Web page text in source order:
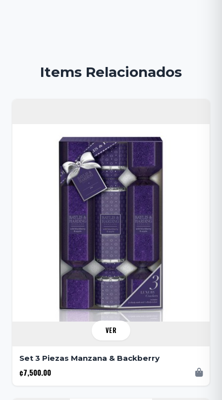
Items Relacionados
VER
Set 3 Piezas Manzana & Backberry
¢7,500.00